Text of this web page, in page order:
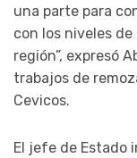
una parte para
con los niveles
región”, expresó
trabajos de
Cevicos.
El jefe de Estado